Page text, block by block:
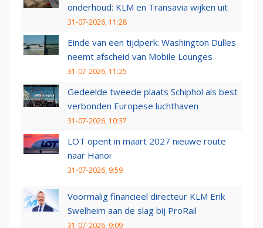
onderhoud: KLM en Transavia wijken uit
31-07-2026, 11:28
Einde van een tijdperk: Washington Dulles
neemt afscheid van Mobile Lounges
31-07-2026, 11:25
Gedeelde tweede plaats Schiphol als best
verbonden Europese luchthaven
31-07-2026, 10:37
LOT opent in maart 2027 nieuwe route
naar Hanoi
31-07-2026, 9:59
Voormalig financieel directeur KLM Erik
Swelheim aan de slag bij ProRail
31-07-2026, 9:09